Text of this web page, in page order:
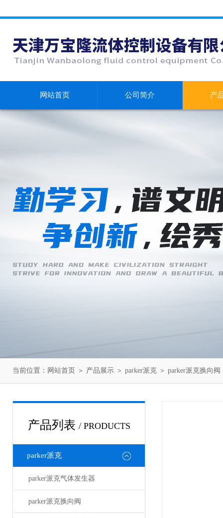
网站首页 公司简介 产
当前位置： 网站首页 ＞ 产品展示 ＞ parker派克 ＞ parker派克换向阀
产品列表 / PRODUCTS
parker派克
parker派克气体发生器
parker派克换向阀